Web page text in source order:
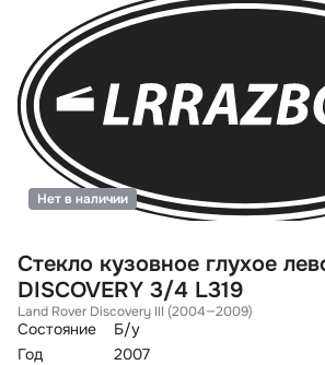
Стекло кузовное глухое
DISCOVERY 3/4 L319
Land Rover Discovery III (2004—2009)
Состояние
Б/у
Год
2007
Нет в наличии